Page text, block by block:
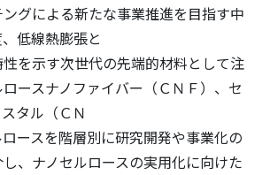
グによる新たな事業推進を目指す中
低線熱膨張と
を示す次世代の先端的材料として注
ースナノファイバー（ＣＮＦ）、セ
タル（ＣＮ
ースを階層別に研究開発や事業化の
、ナノセルロースの実用化に向けた